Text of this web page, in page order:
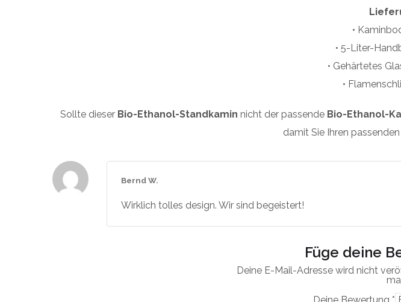
•
• 5-Liter-
• Gehärtetes
•
Sollte dieser Bio-Ethanol-Standkamin nicht der passende Bio-Ethanol-
damit Sie Ihren passenden
Bernd W.
Wirklich tolles design. Wir sind begeistert!
Füge deine
Deine E-Mail-Adresse wird nicht